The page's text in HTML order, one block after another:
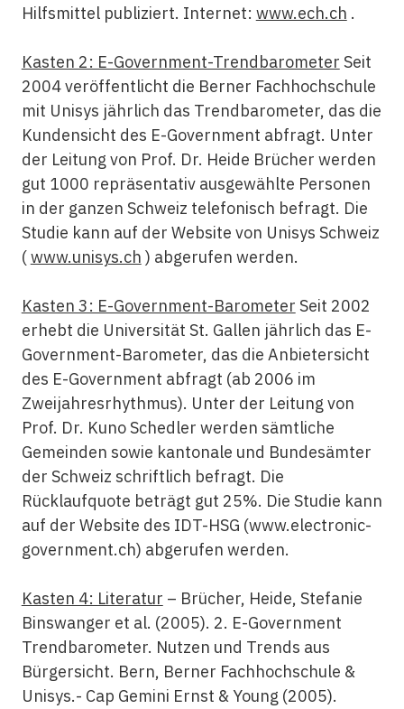
Hilfsmittel publiziert. Internet: www.ech.ch .
Kasten 2: E-Government-Trendbarometer Seit
2004 veröffentlicht die Berner Fachhochschule
mit Unisys jährlich das Trendbarometer, das die
Kundensicht des E-Government abfragt. Unter
der Leitung von Prof. Dr. Heide Brücher werden
gut 1000 repräsentativ ausgewählte Personen
in der ganzen Schweiz telefonisch befragt. Die
Studie kann auf der Website von Unisys Schweiz
(www.unisys.ch ) abgerufen werden.
Kasten 3: E-Government-Barometer Seit 2002
erhebt die Universität St. Gallen jährlich das E-
Government-Barometer, das die Anbietersicht
des E-Government abfragt (ab 2006 im
Zweijahresrhythmus). Unter der Leitung von
Prof. Dr. Kuno Schedler werden sämtliche
Gemeinden sowie kantonale und Bundesämter
der Schweiz schriftlich befragt. Die
Rücklaufquote beträgt gut 25%. Die Studie kann
auf der Website des IDT-HSG (www.electronic-
government.ch) abgerufen werden.
Kasten 4: Literatur – Brücher, Heide, Stefanie
Binswanger et al. (2005). 2. E-Government
Trendbarometer. Nutzen und Trends aus
Bürgersicht. Bern, Berner Fachhochschule &
Unisys.- Cap Gemini Ernst & Young (2005).